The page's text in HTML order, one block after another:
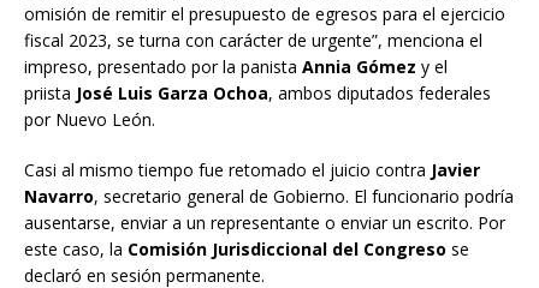
omisión de remitir el presupuesto de egresos para el ejercicio
fiscal 2023, se turna con carácter de urgente”, menciona el
impreso, presentado por la panista Annia Gómez y el
priista José Luis Garza Ochoa, ambos diputados federales
por Nuevo León.
Casi al mismo tiempo fue retomado el juicio contra Javier
Navarro, secretario general de Gobierno. El funcionario podría
ausentarse, enviar a un representante o enviar un escrito. Por
este caso, la Comisión Jurisdiccional del Congreso se
declaró en sesión permanente.